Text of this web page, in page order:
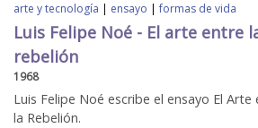
arte y tecnología | ensayo |formas de vida
Luis Felipe Noé - El arte entre
rebelión
1968
Luis Felipe Noé escribe el ensayo El
la Rebelión.